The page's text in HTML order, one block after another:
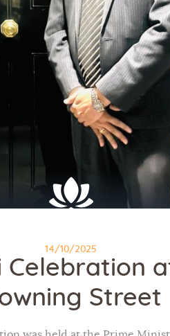
14/10/2025
Celebration
Street